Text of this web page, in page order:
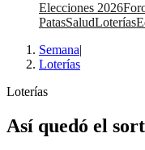
Elecciones 2026
PatasSaludLoterías
Semana|
Loterías
Loterías
Así quedó el